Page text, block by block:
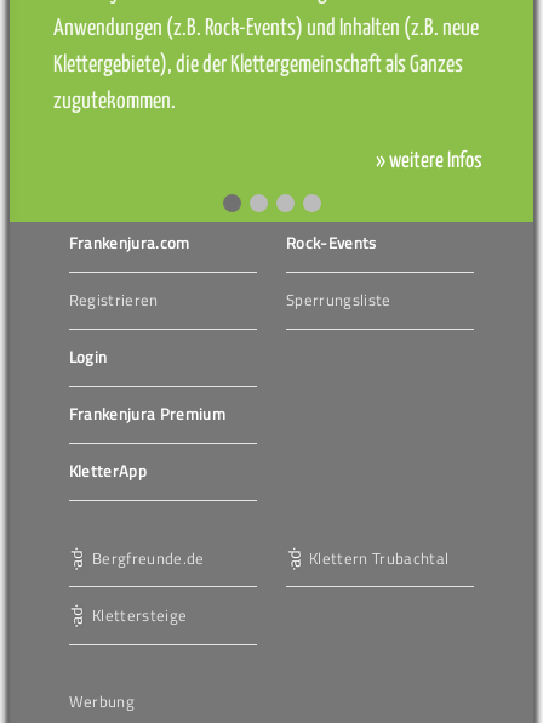
Anwendungen (z.B. Rock-Events) und Inhalten (z.B. neue
Klettergebiete), die der Klettergemeinschaft als Ganzes
zugutekommen.
» weitere Infos
Frankenjura.com
Registrieren
Login
Frankenjura Premium
KletterApp
Rock-Events
Sperrungsliste
Bergfreunde.de
Klettersteige
Klettern Trubachtal
Werbung